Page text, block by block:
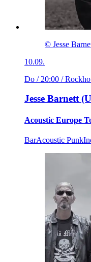
© Jesse
10.09.
Do / 20:00 /
Jesse Barnett
Acoustic Europe
BarAcoustic Punk